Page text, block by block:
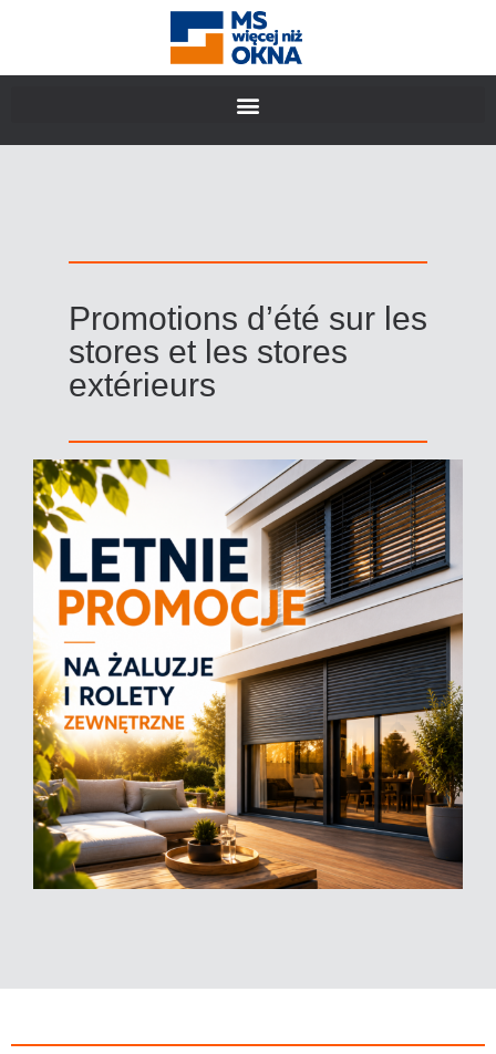
Promotions d’été sur les
stores et les stores
extérieurs